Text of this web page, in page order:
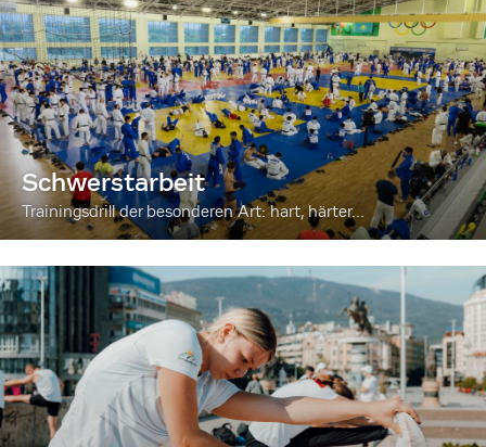
Schwerstarbeit
Trainingsdrill der besonderen Art: hart, härter...